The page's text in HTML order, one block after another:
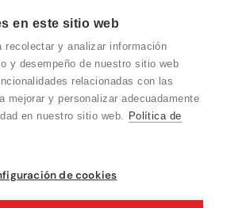
en este sitio web
recolectar y analizar información
y desempeño de nuestro sitio web
relacionadas con las
mejorar y personalizar adecuadamente
en nuestro sitio web. Política de
de cookies
Quiénes somos
de Cookies
de Datos
Blog EN
Blog DE
Blog IT
un momento. Recuerda que
de atención al cliente es de